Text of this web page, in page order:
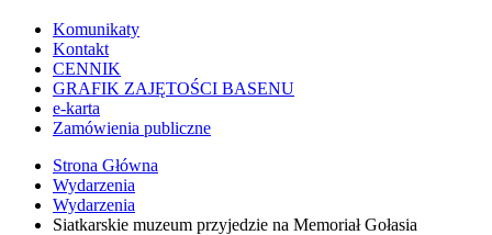
Komunikaty
Kontakt
CENNIK
GRAFIK ZAJĘTOŚCI BASENU
e-karta
Zamówienia publiczne
Strona Główna
Wydarzenia
Wydarzenia
Siatkarskie muzeum przyjedzie na Memoriał Gołasia